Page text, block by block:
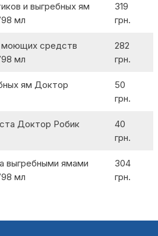
и выгребных ям
мл
319
грн.
моющих средств
мл
282
грн.
ям Доктор
50
грн.
Доктор Робик
40
грн.
выгребными ямами
мл
304
грн.